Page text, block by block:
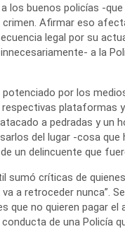
los buenos policías -
Afirmar eso
legal por su
a la
por los
plataformas
a pedradas y un
del lugar -cosa
un delincuente que
sumó críticas de
a retroceder nunca”.
que no quieren pagar
de una Policía